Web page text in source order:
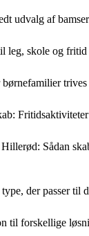
udvalg af bamser
leg, skole og fritid
Sådan
der passer til
til forskellige